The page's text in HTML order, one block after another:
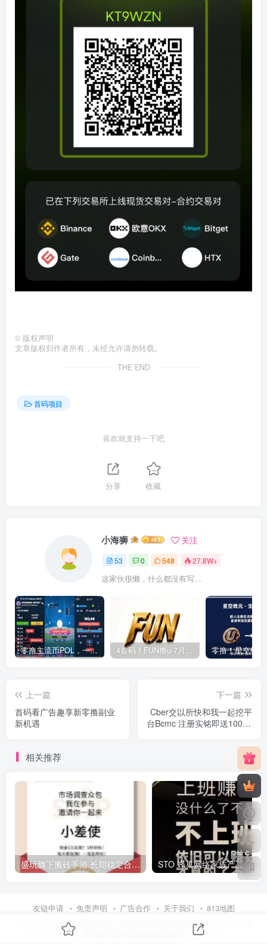
© 版权声明
文章版权归作者所有，未经允许请勿转载。
THE END
首码项目
喜欢就支持一下吧
分享 收藏
小海狮 关注
53 0 548 27.8W+
这家伙很懒，什么都没有写...
零撸主流币POL，一币0.09美刀，已上各大交易所注册简单实名送一个蛋价值1300POL币 4首码！FUN撸u-7月12号刚上线，一个交JL所爬墙升级模式
上一篇
首码看广告趣享新零撸副业
新机遇
下一篇
Cber交以所快和我一起挖平
台Bcmc 注册实铭即送10000
相关推荐
盛玩旗下搬砖手游 长期稳定合作，副业日赚百米
友链申请 免责声明 广告合作 关于我们 813地图
Copyright © 2024 ·
首码项目网 - 网上创业赚钱首码项目发布推广平台 - 813